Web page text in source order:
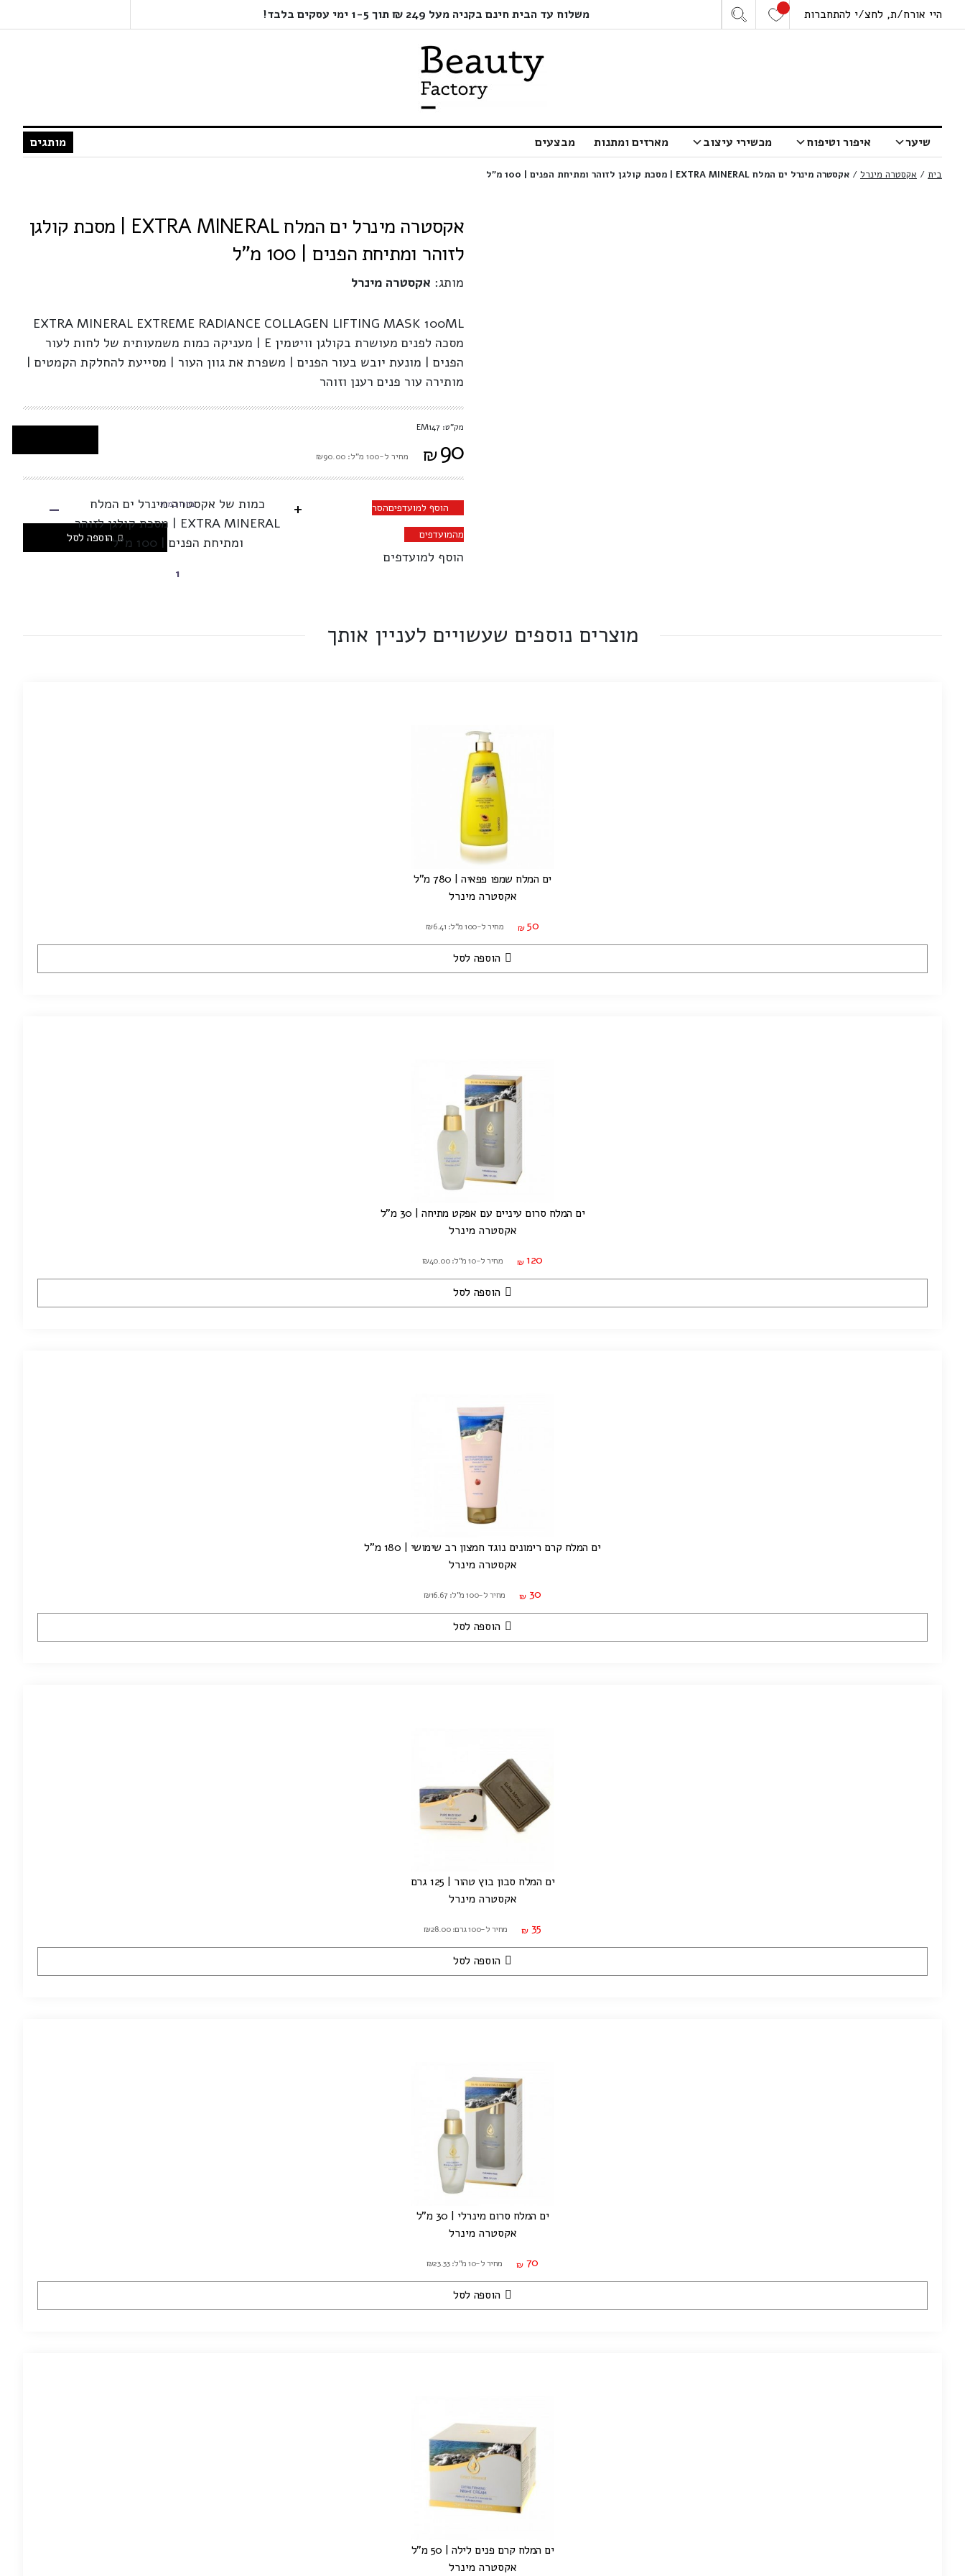
היי אורח/ת, לחצ/י להתחברות משלוח עד הבית חינם בקניה מעל 249 ₪ תוך 1-5 ימי עסקים בלבד!
שיער איפור וטיפוח מכשירי עיצוב מארזים ומתנות מבצעים מותגים
בית / אקסטרה מינרל / אקסטרה מינרל ים המלח EXTRA MINERAL | מסכת קולגן לזוהר ומתיחת הפנים | 100 מ”ל
אקסטרה מינרל ים המלח EXTRA MINERAL | מסכת קולגן
לזוהר ומתיחת הפנים | 100 מ"ל
מותג: אקסטרה מינרל
EXTRA MINERAL EXTREME RADIANCE COLLAGEN LIFTING MASK 100ML
מסכה לפנים מעושרת בקולגן וויטמין E | מעניקה כמות משמעותית של לחות לעור
הפנים | מונעת יובש בעור הפנים | משפרת את גוון העור | מסייעת להחלקת הקמטים |
מותירה עור פנים רענן וזוהר
מק"ט: EM147
₪90 מחיר ל-100 מ"ל: ₪90.00
+
כמות של אקסטרה מינרל ים המלח
EXTRA MINERAL | מסכת קולגן לזוהר
ומתיחת הפנים | 100 מ"ל
בחרו כמות -
הוספה לסל
הוסף למועדפיםהסר
מהמועדפים
הוסף למועדפים
מוצרים נוספים שעשויים לעניין אותך
ים המלח שמפו פפאיה | 780 מ"ל
אקסטרה מינרל
₪ 50 מחיר ל-100 מ"ל: ₪6.41
הוספה לסל
ים המלח סרום עיניים עם אפקט מתיחה | 30 מ"ל
אקסטרה מינרל
₪ 120 מחיר ל-10 מ"ל: ₪40.00
הוספה לסל
ים המלח קרם רימונים נוגד חמצון רב שימושי | 180 מ"ל
אקסטרה מינרל
₪ 30 מחיר ל-100 מ"ל: ₪16.67
הוספה לסל
ים המלח סבון בוץ טהור | 125 גרם
אקסטרה מינרל
₪ 35 מחיר ל-100 גרם: ₪28.00
הוספה לסל
ים המלח סרום מינרלי | 30 מ"ל
אקסטרה מינרל
₪ 70 מחיר ל-10 מ"ל: ₪23.33
הוספה לסל
ים המלח קרם פנים לילה | 50 מ"ל
אקסטרה מינרל